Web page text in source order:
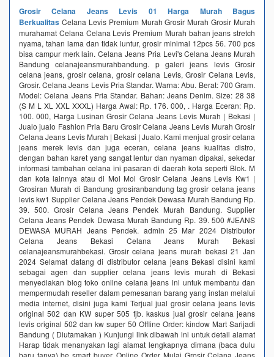
Grosir Celana Jeans Levis 01 Harga Murah Bagus
Berkualitas Celana Levis Premium Murah Grosir Murah Grosir Murah
murahamat Celana Celana Levis Premium Murah bahan jeans stretch
nyama, tahan lama dan tidak luntur, grosir minimal 12pcs 56. 700 pcs
bisa campur merk lain. Celana Jeans Pria Levi's Celana Jeans Murah
Bandung celanajeansmurahbandung. p galeri jeans levis Grosir
celana jeans, grosir celana, grosir celana Levis, Grosir Celana Levis,
Grosir. Celana Jeans Levis Pria Standar. Warna: Abu. Berat: 700 Gram.
Model: Celana Jeans Pria Standar. Bahan: Jeans Denim. Size: 28 38
(S M L XL XXL XXXL) Harga Awal: Rp. 176. 000, . Harga Eceran: Rp.
100. 000, Harga Lusinan Grosir Celana Jeans Levis Murah | Bekasi |
Jualo jualo Fashion Pria Baru Grosir Celana Jeans Levis Murah Grosir
Celana Jeans Levis Murah | Bekasi | Jualo. Kami menjual grosir celana
jeans merek levis dan juga eceran, celana jeans kualitas distro,
dengan bahan karet yang sangat lentur dan nyaman dipakai, sekedar
informasi tambahan celana ini pasaran di daerah kota seperti Blok. M
dan kota lainnya atau di Mol Mol Grosir Celana Jeans Levis Kw1 |
Grosiran Murah di Bandung grosiranbandung tag grosir celana jeans
levis kw1 Supplier Celana Jeans Pendek Dewasa Murah Bandung Rp.
39. 500. Grosir Celana Jeans Pendek Murah Bandung. Supplier
Celana Jeans Pendek Dewasa Murah Bandung Rp. 39. 500 #JEANS
DEWASA MURAH Jeans Pendek. admin 25 Mar 2024 Distributor
Celana Jeans Bekasi Celana Jeans Murah Bekasi
celanajeansmurahbekasi. Grosir celana jeans murah bekasi 21 Jan
2024 Selamat datang di distributor celana jeans Bekasi disini kami
sebagai agen dan supplier celana jeans levis murah di Bekasi
menyediakan blog toko online celana jeans ini untuk membantu dan
mempermudah reseller dalam pemesanan barang yang instan melalui
media internet, disini juga kami Terjual jual grosir celana jeans levis
original 502 dan KW super 505 fjb. kaskus jual grosir celana jeans
levis original 502 dan kw super 50 Offline Order: kindow Mart Sarijadi
Bandung ( Diutamakan ) Kunjungi link dibawah ini untuk detail alamat
Harap tidak menanyakan lagi alamat lengkapnya dimana (baca dulu
baru tanya) be smart buyer. Online Order Mulai Grosir Celana Jeans